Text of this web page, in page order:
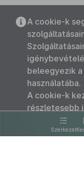
Szerkezet
A cookie-k
beleegyezik
használatába.
A cookie-k
részletesebb
kattintva